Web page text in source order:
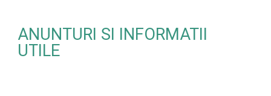
ANUNTURI SI INFORMATII
UTILE